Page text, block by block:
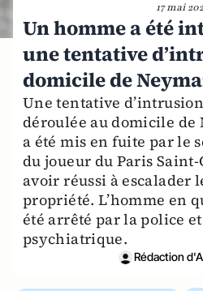
17 mai
Un homme a été
une tentative
domicile de
Une tentative
déroulée au domicile de
a été mis en fuite par le
du joueur du Paris
avoir réussi à escalader
propriété. L’homme en
été arrêté par la police
psychiatrique.
Rédaction